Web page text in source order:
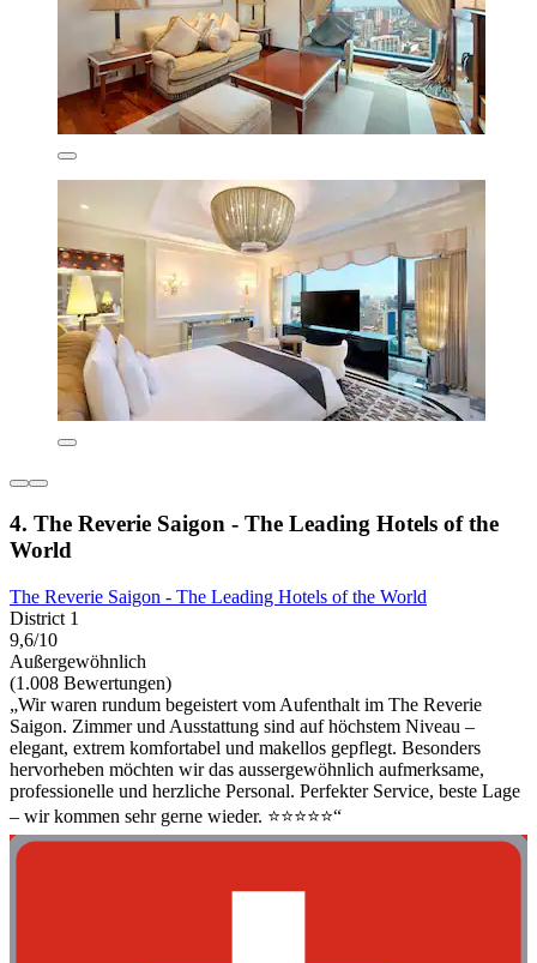
4. The Reverie Saigon - The Leading Hotels of the
World
The Reverie Saigon - The Leading Hotels of the World
District 1
9,6/10
Außergewöhnlich
(1.008 Bewertungen)
„Wir waren rundum begeistert vom Aufenthalt im The Reverie
Saigon. Zimmer und Ausstattung sind auf höchstem Niveau –
elegant, extrem komfortabel und makellos gepflegt. Besonders
hervorheben möchten wir das aussergewöhnlich aufmerksame,
professionelle und herzliche Personal. Perfekter Service, beste Lage
– wir kommen sehr gerne wieder. ⭐️⭐️⭐️⭐️⭐️“